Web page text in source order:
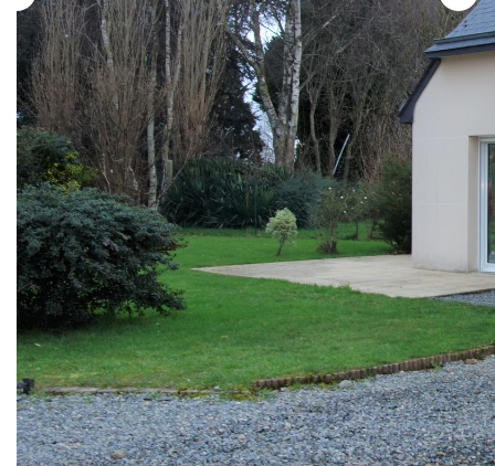
CONTACT
FNAIM
Description
Réf : M2260
TREGUEUX, dans un endroit calme, jolie maison récente
de 2010 sur un terrain d'env 600m², comprenant une pièce
de vie ouvrant sur terrasse, avec une cuisine ouverte
aménagée, une chambre avec salle d'eau au rdc, trois
chambres à l'étage, sdb, garage. BELLE EXPOSITION,